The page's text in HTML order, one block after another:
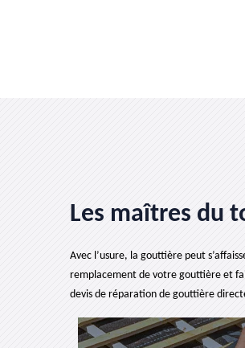
Les maîtres du
Avec l’usure, la gouttière peut
remplacement de votre gouttière et
devis de réparation de gouttière